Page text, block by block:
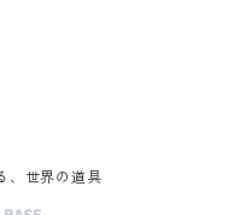
世界の道具